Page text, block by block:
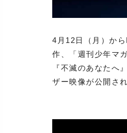
4月12日（月）か
作、「週刊少年マ
『不滅のあなたへ
ザー映像が公開され